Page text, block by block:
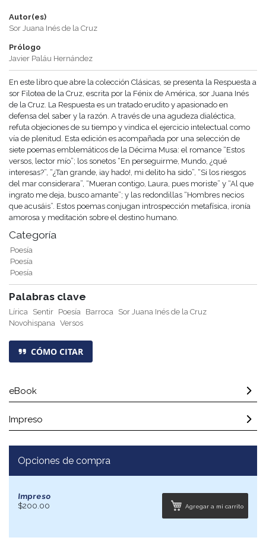
Autor(es)
Sor Juana Inés de la Cruz
Prólogo
Javier Paláu Hernández
En este libro que abre la colección Clásicas, se presenta la Respuesta a
sor Filotea de la Cruz, escrita por la Fénix de América, sor Juana Inés
de la Cruz. La Respuesta es un tratado erudito y apasionado en
defensa del saber y la razón. A través de una agudeza dialéctica,
refuta objeciones de su tiempo y vindica el ejercicio intelectual como
vía de plenitud. Esta edición es acompañada por una selección de
siete poemas emblemáticos de la Décima Musa: el romance “Estos
versos, lector mío”; los sonetos “En perseguirme, Mundo, ¿qué
interesas?”, “¿Tan grande, ¡ay hado!, mi delito ha sido”, “Si los riesgos
del mar considerara”, “Mueran contigo, Laura, pues moriste” y “Al que
ingrato me deja, busco amante”; y las redondillas “Hombres necios
que acusáis”. Estos poemas conjugan introspección metafísica, ironía
amorosa y meditación sobre el destino humano.
Categoría
Poesía
Poesía
Poesía
Palabras clave
Lírica Sentir Poesía Barroca Sor Juana Inés de la Cruz
Novohispana Versos
CÓMO CITAR
eBook
Impreso
Opciones de compra
Impreso
$200.00
Agregar a mi carrito